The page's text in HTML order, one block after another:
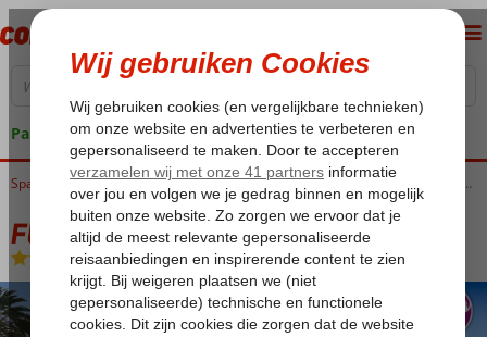
Pakketgarantie
Home Canarische Eilanden Gran Canaria Maspalomas Fly & Go Suites & Villas by Dunas
Fly & Go Suites & Villas by Dunas
Logies en ontbijt -Hotel